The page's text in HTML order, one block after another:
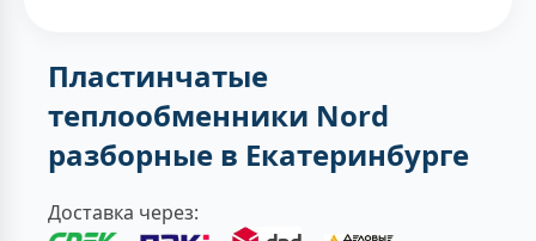
Пластинчатые
теплообменники Nord
разборные в Екатеринбурге
Доставка через: